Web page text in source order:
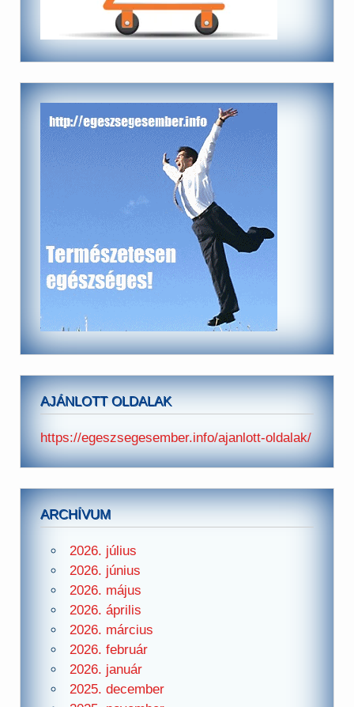
AJÁNLOTT OLDALAK
https://egeszsegesember.info/ajanlott-oldalak/
ARCHÍVUM
2026. július
2026. június
2026. május
2026. április
2026. március
2026. február
2026. január
2025. december